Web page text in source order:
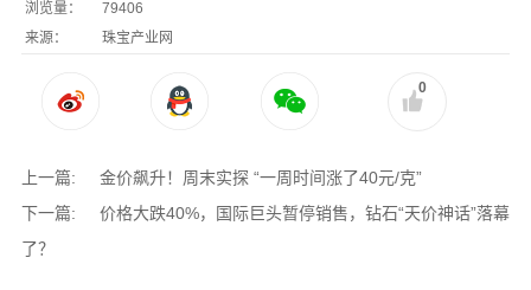
浏览量：
79406
来源：
珠宝产业网
0
上一篇:
金价飙升！周末实探 “一周时间涨了40元/克”
下一篇:
价格大跌40%，国际巨头暂停销售，钻石“天价神话”落幕
了？